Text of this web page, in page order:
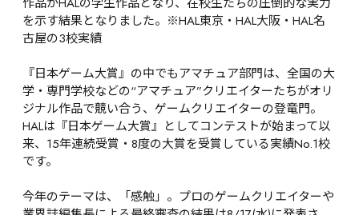
を示す結果となりました。※HAL東京・HAL大阪・HAL名
古屋の3校実績
『日本ゲーム大賞』の中でもアマチュア部門は、全国の大
学・専門学校などの“アマチュア”クリエイターたちがオリ
ジナル作品で競い合う、ゲームクリエイターの登竜門。
HALは『日本ゲーム大賞』としてコンテストが始まって以
来、15年連続受賞・8度の大賞を受賞している実績No.1校
です。
今年のテーマは、「感触」。プロのゲームクリエイターや